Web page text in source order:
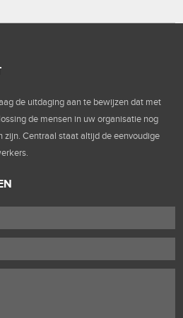
de uitdaging aan te bewijzen dat met
de mensen in uw organisatie nog
zijn. Centraal staat altijd de eenvoudige